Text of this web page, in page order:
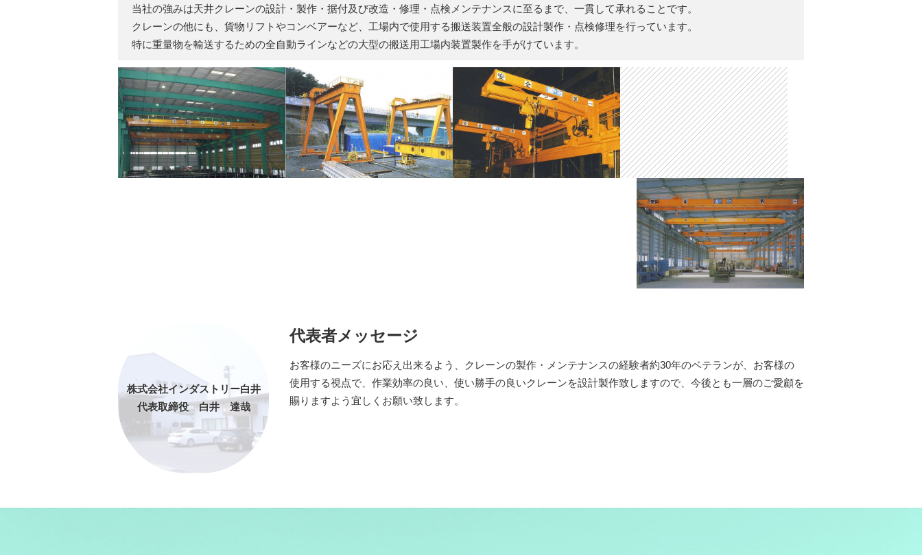
当社の強みは天井クレーンの設計・製作・据付及び改造・修理・点検メンテナンスに至るまで、一貫して承れることです。
クレーンの他にも、貨物リフトやコンベアーなど、工場内で使用する搬送装置全般の設計製作・点検修理を行っています。
特に重量物を輸送するための全自動ラインなどの大型の搬送用工場内装置製作を手がけています。
株式会社インダストリー白井
代表取締役 白井 達哉
代表者メッセージ
お客様のニーズにお応え出来るよう、クレーンの製作・メンテナンスの経験者約30年のベテランが、お客様の
使用する視点で、作業効率の良い、使い勝手の良いクレーンを設計製作致しますので、今後とも一層のご愛顧を
賜りますよう宜しくお願い致します。